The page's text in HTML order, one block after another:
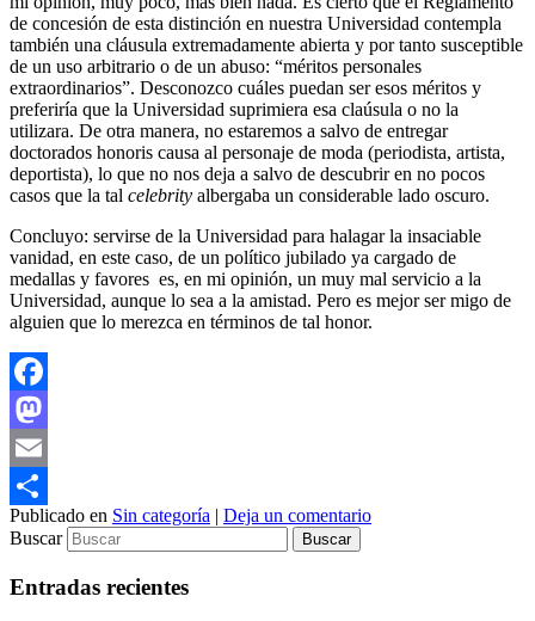
de concesión de esta distinción en nuestra Universidad contempla
también una cláusula extremadamente abierta y por tanto susceptible
de un uso arbitrario o de un abuso: “méritos personales
extraordinarios”. Desconozco cuáles puedan ser esos méritos y
preferiría que la Universidad suprimiera esa claúsula o no la
utilizara. De otra manera, no estaremos a salvo de entregar
doctorados honoris causa al personaje de moda (periodista, artista,
deportista), lo que no nos deja a salvo de descubrir en no pocos
casos que la tal celebrity albergaba un considerable lado oscuro.
Concluyo: servirse de la Universidad para halagar la insaciable
vanidad, en este caso, de un político jubilado ya cargado de
medallas y favores es, en mi opinión, un muy mal servicio a la
Universidad, aunque lo sea a la amistad. Pero es mejor ser migo de
alguien que lo merezca en términos de tal honor.
Facebook
Mastodon
Email
Compartir
Publicado en Sin categoría | Deja un comentario
Buscar
Entradas recientes